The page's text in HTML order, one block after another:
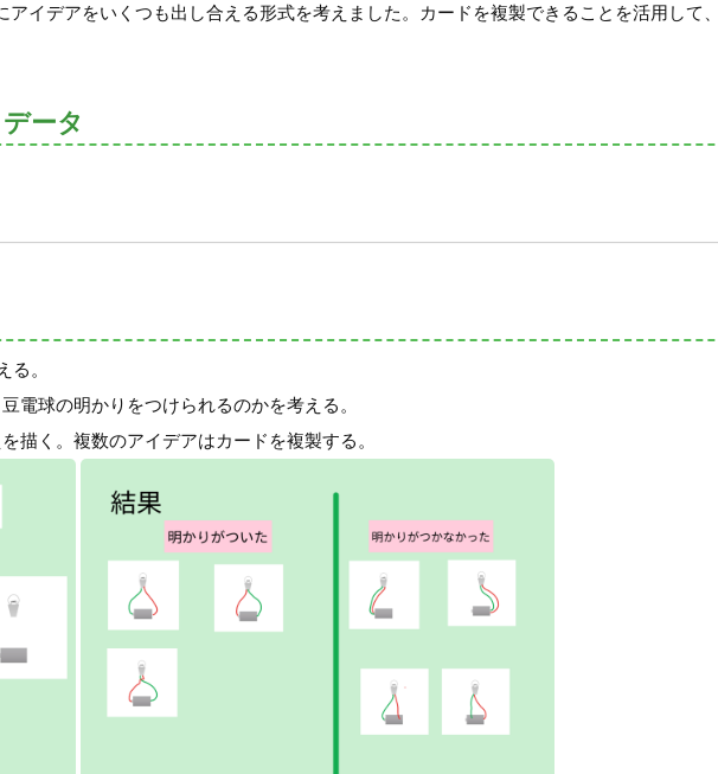
イデアをいくつも出し合える形式を考えました。カードを複製できることを活用して
ータ
。
電球の明かりをつけられるのかを考える。
描く。複数のアイデアはカードを複製する。